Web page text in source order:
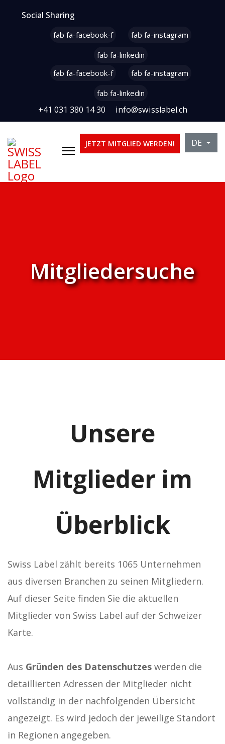
Social Sharing
fab fa-facebook-f
fab fa-instagram
fab fa-linkedin
fab fa-facebook-f
fab fa-instagram
fab fa-linkedin
+41 031 380 14 30 info@swisslabel.ch
JETZT MITGLIED WERDEN! DE
Mitgliedersuche
Unsere
Mitglieder im
Überblick
Swiss Label zählt bereits 1065 Unternehmen
aus diversen Branchen zu seinen Mitgliedern.
Auf dieser Seite finden Sie die aktuellen
Mitglieder von Swiss Label auf der Schweizer
Karte.
Aus Gründen des Datenschutzes werden die
detaillierten Adressen der Mitglieder nicht
vollständig in der nachfolgenden Übersicht
angezeigt. Es wird jedoch der jeweilige Standort
in Regionen angegeben.